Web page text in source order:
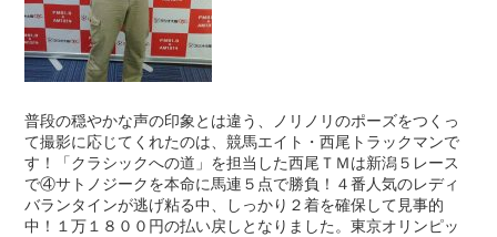
普段の穏やかな声の印象とは違う、ノリノリのポーズをつくっ
て撮影に応じてくれたのは、競馬エイト・西尾トラックマンで
す！「クラシックへの道」を担当した西尾ＴＭは新潟５レース
で④サトノジークを本命に馬連５点で勝負！４番人気のレディ
バランタインが逃げ粘る中、しっかり２着を確保して見事的
中！１万１８００円の払い戻しとなりました。東京オリンピッ